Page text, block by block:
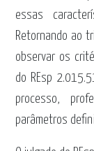
essas
Retornando ao
observar os
do REsp
processo,
parâmetros